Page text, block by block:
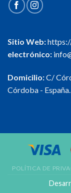
Sitio Web:
electrónico:
Domicilio:C/
Córdoba - España.
POLÍTICA DE